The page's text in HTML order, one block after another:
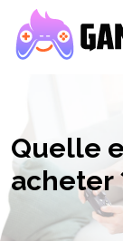
Quelle
acheter